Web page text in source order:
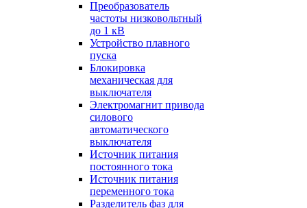
Преобразователь
частоты низковольтный
до 1 кВ
Устройство плавного
пуска
Блокировка
механическая для
выключателя
Электромагнит привода
силового
автоматического
выключателя
Источник питания
постоянного тока
Источник питания
переменного тока
Разделитель фаз для